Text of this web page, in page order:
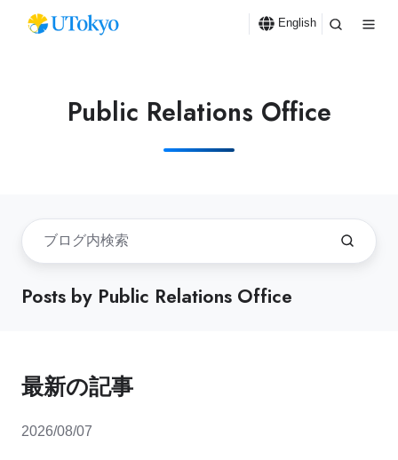
English
Public Relations Office
Posts by Public Relations Office
最新の記事
2026/08/07